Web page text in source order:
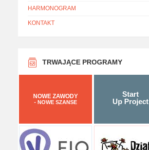
HARMONOGRAM
KONTAKT
TRWAJĄCE PROGRAMY
NOWE ZAWODY
- NOWE SZANSE
Start
Up Project